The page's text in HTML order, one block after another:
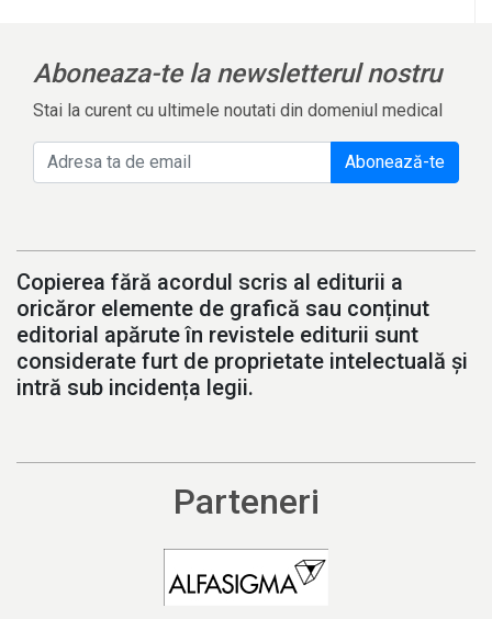
Aboneaza-te la newsletterul nostru
Stai la curent cu ultimele noutati din domeniul medical
Abonează-te
Copierea fără acordul scris al editurii a
oricăror elemente de grafică sau conținut
editorial apărute în revistele editurii sunt
considerate furt de proprietate intelectuală și
intră sub incidența legii.
Parteneri